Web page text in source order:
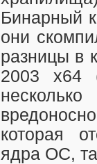
Бинарный
они
разницы в
2003 x64
которая
ядра ОС,